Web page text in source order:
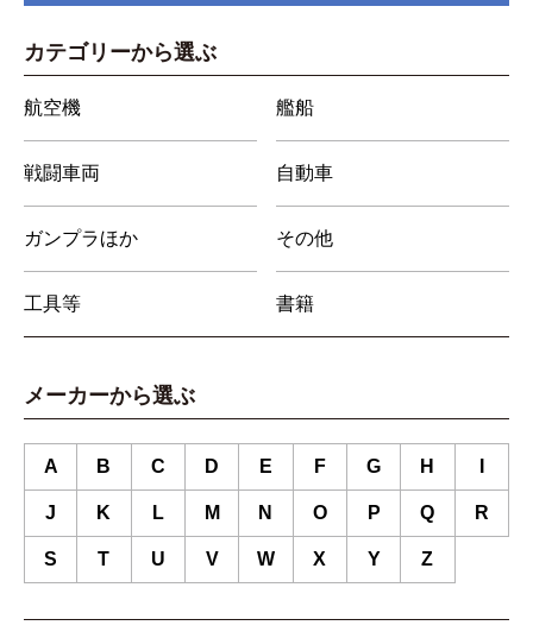
カテゴリーから選ぶ
航空機 艦船
戦闘車両 自動車
ガンプラほか その他
工具等 書籍
メーカーから選ぶ
A B C D E F G H
J K L M N O P Q R
S T U V W X Y Z